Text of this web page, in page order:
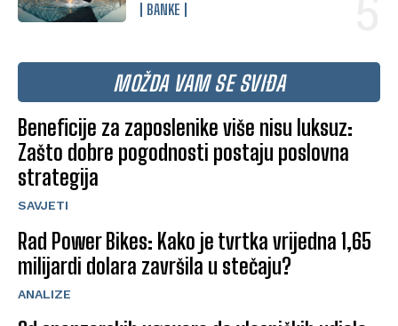
BANKE
MOŽDA VAM SE SVIĐA
Beneficije za zaposlenike više nisu luksuz:
Zašto dobre pogodnosti postaju poslovna
strategija
SAVJETI
Rad Power Bikes: Kako je tvrtka vrijedna 1,65
milijardi dolara završila u stečaju?
ANALIZE